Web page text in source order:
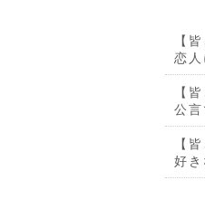
【
恋
【
公
【
好